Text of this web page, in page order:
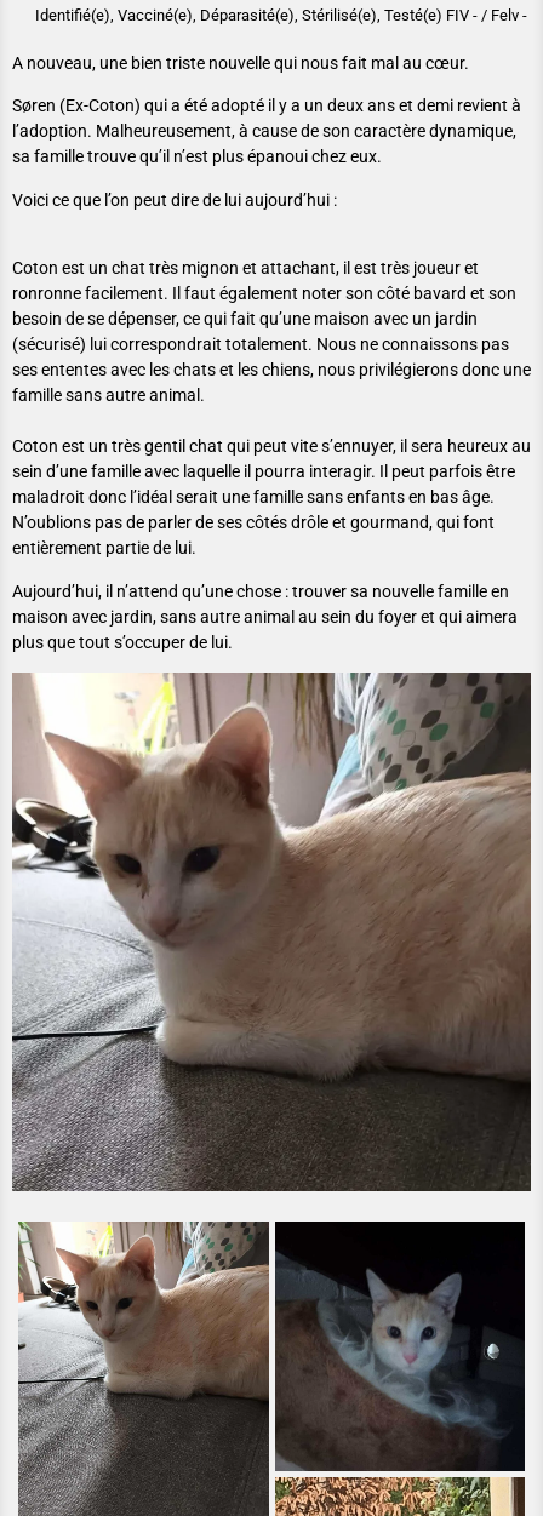
Identifié(e), Vacciné(e), Déparasité(e), Stérilisé(e), Testé(e) FIV - / Felv -
A nouveau, une bien triste nouvelle qui nous fait mal au cœur.
Søren (Ex-Coton) qui a été adopté il y a un deux ans et demi revient à
l’adoption. Malheureusement, à cause de son caractère dynamique,
sa famille trouve qu’il n’est plus épanoui chez eux.
Voici ce que l’on peut dire de lui aujourd’hui :
Coton est un chat très mignon et attachant, il est très joueur et
ronronne facilement. Il faut également noter son côté bavard et son
besoin de se dépenser, ce qui fait qu’une maison avec un jardin
(sécurisé) lui correspondrait totalement. Nous ne connaissons pas
ses ententes avec les chats et les chiens, nous privilégierons donc une
famille sans autre animal.
Coton est un très gentil chat qui peut vite s’ennuyer, il sera heureux au
sein d’une famille avec laquelle il pourra interagir. Il peut parfois être
maladroit donc l’idéal serait une famille sans enfants en bas âge.
N’oublions pas de parler de ses côtés drôle et gourmand, qui font
entièrement partie de lui.
Aujourd’hui, il n’attend qu’une chose : trouver sa nouvelle famille en
maison avec jardin, sans autre animal au sein du foyer et qui aimera
plus que tout s’occuper de lui.